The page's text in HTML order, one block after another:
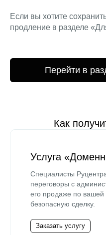
Если вы хотите
продление в разделе
Перейти в
Как
Услуга
Специалисты
переговоры с
его продаже по вашей
безопасную сделку.
Заказать услугу